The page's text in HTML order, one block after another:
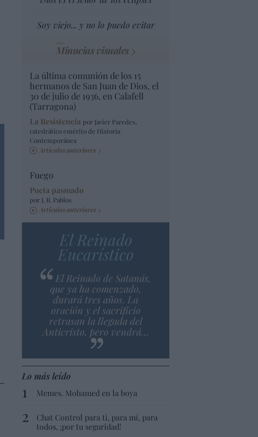
Soy viejo... y no lo puedo evitar
Minucias visuales
La última comunión de los 15
hermanos de San Juan de Dios, el
30 de julio de 1936, en Calafell
(Tarragona)
La Resistencia por Javier Paredes,
catedrático emérito de Historia
Contemporánea
Artículos anteriores
Fuego
Poeta pasmado
por J. R. Pablos
Artículos anteriores
El Reinado
Eucarístico
El Reinado de Satanás,
que ya ha comenzado,
durará tres años. La
oración y el sacrificio
retrasan la llegada del
Anticristo, pero vendrá…
Lo más leído
Memes. Mohamed en la boya
Chat Control para ti, para mí, para
todos, ¡por tu seguridad!